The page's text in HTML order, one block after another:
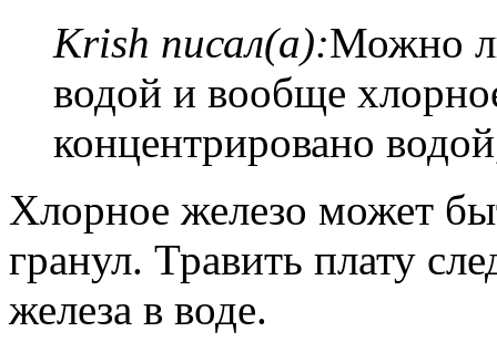
Krish писал(а):Можно
водой и вообще
концентрировано
Хлорное железо может
гранул. Травить плату
железа в воде.